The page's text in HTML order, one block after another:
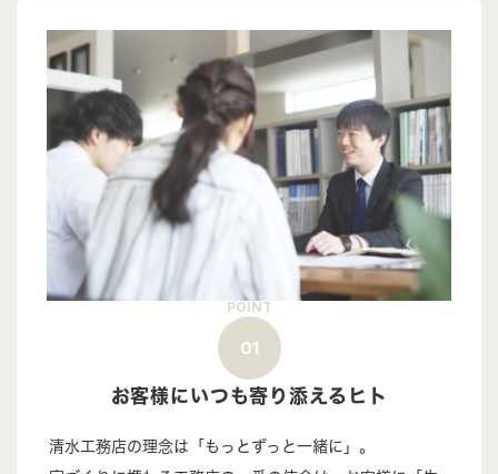
POINT
01
お客様にいつも寄り添えるヒト
清水工務店の理念は「もっとずっと一緒に」。